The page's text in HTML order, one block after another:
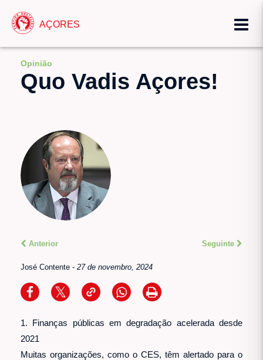
AÇORES
Opinião
Quo Vadis Açores!
Anterior Seguinte
José Contente - 27 de novembro, 2024
1. Finanças públicas em degradação acelerada desde
2021
Muitas organizações, como o CES, têm alertado para o